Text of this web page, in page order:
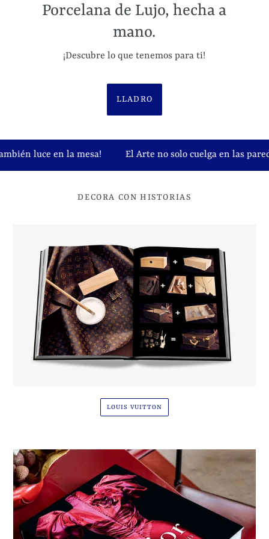
Porcelana de Lujo, hecha a
mano.
¡Descubre lo que tenemos para ti!
LLADRO
en la mesa! El Arte no solo cuelga en las paredes…
DECORA CON HISTORIAS
LOUIS VUITTON